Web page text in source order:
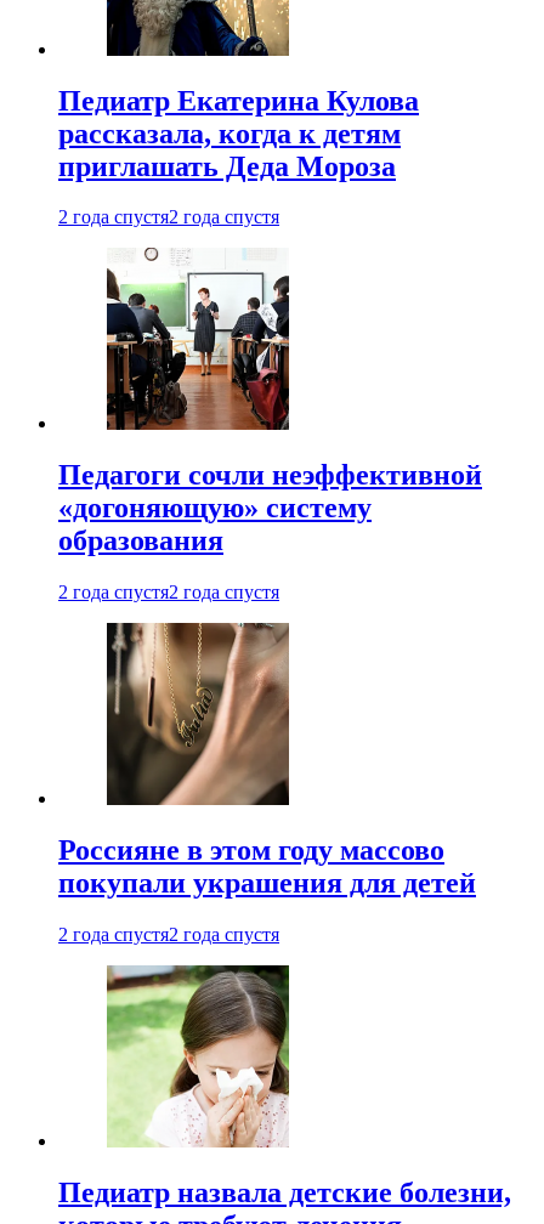
Педиатр Екатерина Кулова
рассказала, когда к детям
приглашать Деда Мороза
2 года спустя2 года спустя
Педагоги сочли неэффективной
«догоняющую» систему
образования
2 года спустя2 года спустя
Россияне в этом году массово
покупали украшения для детей
2 года спустя2 года спустя
Педиатр назвала детские болезни,